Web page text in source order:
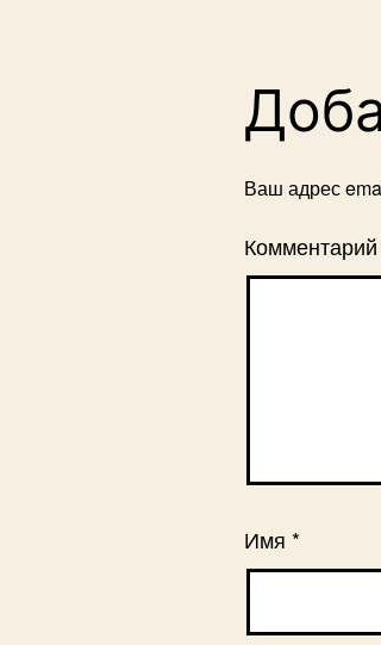
Ваш адрес
Комментарий
Имя *